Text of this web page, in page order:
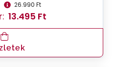
26.990 Ft
13.495 Ft